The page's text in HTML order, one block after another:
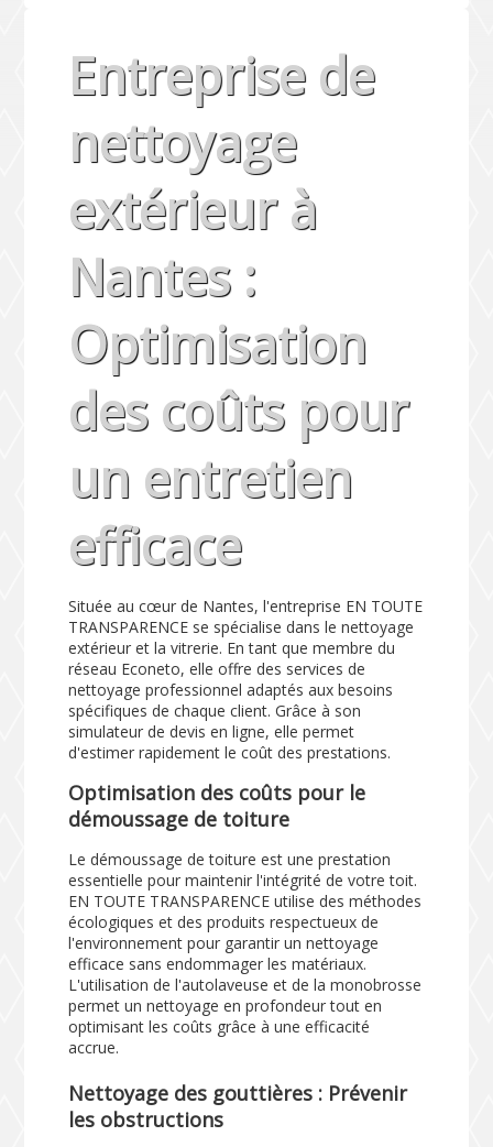
Entreprise de
nettoyage
extérieur à
Nantes :
Optimisation
des coûts pour
un entretien
efficace
Située au cœur de Nantes, l'entreprise EN TOUTE
TRANSPARENCE se spécialise dans le nettoyage
extérieur et la vitrerie. En tant que membre du
réseau Econeto, elle offre des services de
nettoyage professionnel adaptés aux besoins
spécifiques de chaque client. Grâce à son
simulateur de devis en ligne, elle permet
d'estimer rapidement le coût des prestations.
Optimisation des coûts pour le
démoussage de toiture
Le démoussage de toiture est une prestation
essentielle pour maintenir l'intégrité de votre toit.
EN TOUTE TRANSPARENCE utilise des méthodes
écologiques et des produits respectueux de
l'environnement pour garantir un nettoyage
efficace sans endommager les matériaux.
L'utilisation de l'autolaveuse et de la monobrosse
permet un nettoyage en profondeur tout en
optimisant les coûts grâce à une efficacité
accrue.
Nettoyage des gouttières : Prévenir
les obstructions